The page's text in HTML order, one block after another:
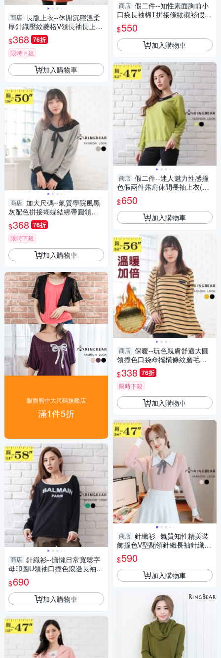
商店 長版上衣--休閒沉穩溫柔
厚針織壓紋菱格V領長袖長上衣
(咖.藍M-2L)-X278眼圈熊中大
尺碼
$368 76折
限時下殺
加入購物車
商店 加大尺碼--氣質學院風黑
灰配色拼接蝴蝶結綁帶圓領長
袖上衣(黑.灰S-XL)-X140眼圈
熊中大尺碼
$368 76折
限時下殺
加入購物車
眼圈熊中大尺碼旗艦店
滿1件5折
商店 針織衫--慵懶日常寬鬆字
母印圖U領袖口撞色滾邊長袖針
織上衣(黑.綠L-5L)-X580眼圈熊
中大尺碼
$690
加入購物車
商店 假二件--知性素面胸前小
口袋長袖棉T拼接條紋襯衫假兩
件上衣(白.藍M-3L)-I156眼圈熊
中大尺碼
$550
加入購物車
商店 假二件--迷人魅力性感撞
色假兩件露肩休閒長袖上衣(黑.
綠M-3L)-X546眼圈熊中大尺碼
$650
加入購物車
商店 保暖--玩色親膚舒適大圓
領撞色口袋傘擺橫條紋磨毛長
袖上衣(黑.黃M-5L)-A240眼圈
熊中大尺碼
$338 76折
限時下殺
加入購物車
商店 針織衫--氣質知性精美裝
飾撞色V型翻領針織長袖針織/
毛衣(黑.粉XL-3L)-X418眼圈熊
中大尺碼
$590
加入購物車